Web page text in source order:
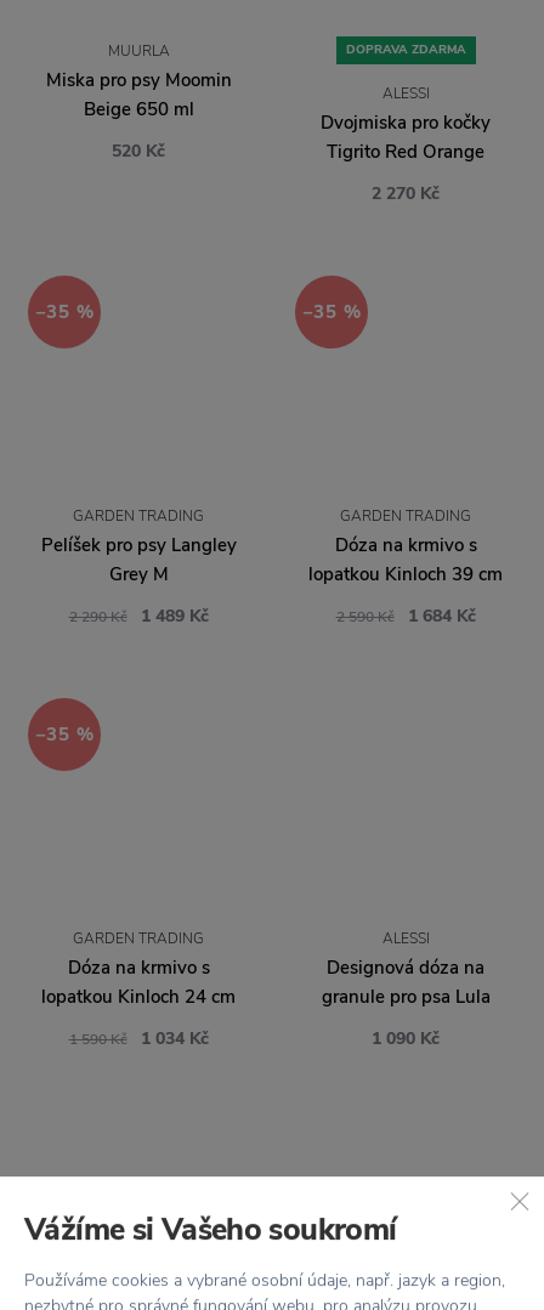
MUURLA
Miska pro psy Moomin
Beige 650 ml
520 Kč
DOPRAVA ZDARMA
ALESSI
Dvojmiska pro kočky
Tigrito Red Orange
2 270 Kč
−35 %
GARDEN TRADING
Pelíšek pro psy Langley
Grey M
2 290 Kč 1 489 Kč
−35 %
GARDEN TRADING
Dóza na krmivo s
lopatkou Kinloch 39 cm
2 590 Kč 1 684 Kč
−35 %
GARDEN TRADING
Dóza na krmivo s
lopatkou Kinloch 24 cm
1 590 Kč 1 034 Kč
ALESSI
Designová dóza na
granule pro psa Lula
1 090 Kč
Vážíme si Vašeho soukromí
Používáme cookies a vybrané osobní údaje, např. jazyk a region,